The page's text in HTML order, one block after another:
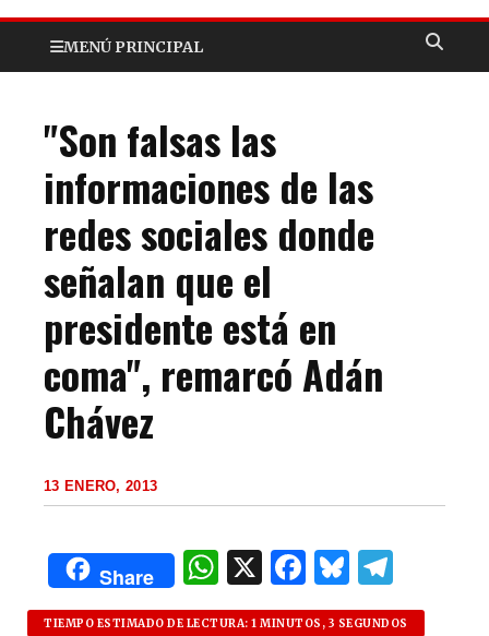
MENÚ PRINCIPAL
"Son falsas las
informaciones de las
redes sociales donde
señalan que el
presidente está en
coma", remarcó Adán
Chávez
13 ENERO, 2013
Share
W
h
X F
a
B
lu el
TIEMPO ESTIMADO DE LECTURA: 1 MINUTOS, 3 SEGUNDOS